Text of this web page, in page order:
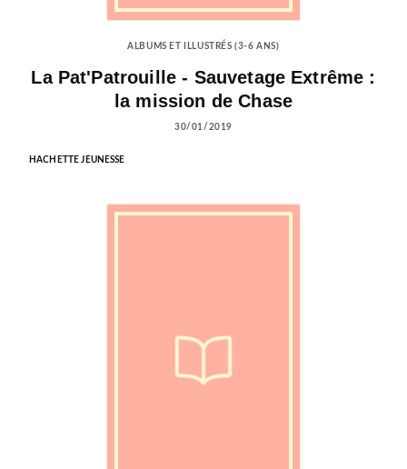
ALBUMS ET ILLUSTRÉS (3-6 ANS)
La Pat'Patrouille - Sauvetage Extrême :
la mission de Chase
30/01/2019
HACHETTE JEUNESSE